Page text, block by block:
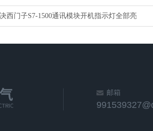
西门子S7-1500通讯模块开机指示灯全部亮
邮箱